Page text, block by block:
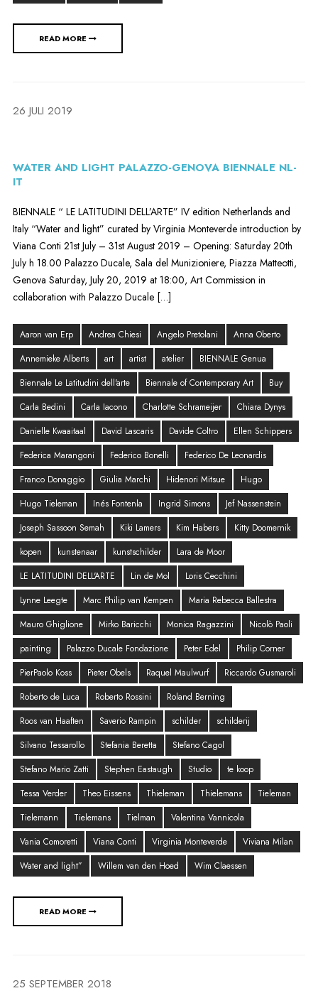
READ MORE
26 JULI 2019
WATER AND LIGHT PALAZZO-GENOVA BIENNALE NL-
IT
BIENNALE “ LE LATITUDINI DELL’ARTE” IV edition Netherlands and
Italy “Water and light” curated by Virginia Monteverde introduction by
Viana Conti 21st July – 31st August 2019 – Opening: Saturday 20th
July h 18.00 Palazzo Ducale, Sala del Munizioniere, Piazza Matteotti,
Genova Saturday, July 20, 2019 at 18:00, Art Commission in
collaboration with Palazzo Ducale […]
Aaron van Erp Andrea Chiesi Angelo Pretolani
Anna Oberto
Annemieke Alberts
art artist atelier
BIENNALE Genua
Biennale Le Latitudini dell'arte
Biennale of Contemporary Art
Buy
Carla Bedini
Carla Iacono Charlotte Schrameijer
Chiara Dynys
Danielle Kwaaitaal
David Lascaris Davide Coltro
Ellen Schippers
Federica Marangoni
Federico Bonelli
Federico De Leonardis
Franco Donaggio
Giulia Marchi Hidenori Mitsue
Hugo
Hugo Tieleman
Inés Fontenla Ingrid Simons
Jef Nassenstein
Joseph Sassoon Semah
Kiki Lamers Kim Habers
Kitty Doomernik
kopen
kunstenaar kunstschilder
Lara de Moor
LE LATITUDINI DELL'ARTE
Lin de Mol
Loris Cecchini
Lynne Leegte
Marc Philip van Kempen
Maria Rebecca Ballestra
Mauro Ghiglione
Mirko Baricchi Monica Ragazzini
Nicolò Paoli
painting
Palazzo Ducale Fondazione Peter Edel
Philip Corner
PierPaolo Koss
Pieter Obels Raquel Maulwurf
Riccardo Gusmaroli
Roberto de Luca
Roberto Rossini
Roland Berning
Roos van Haaften
Saverio Rampin schilder
schilderij
Silvano Tessarollo
Stefania Beretta
Stefano Cagol
Stefano Mario Zatti
Stephen Eastaugh Studio
te koop
Tessa Verder
Theo Eissens Thieleman Thielemans
Tieleman
Tielemann
Tielemans Tielman
Valentina Vannicola
Vania Comoretti
Viana Conti Virginia Monteverde
Viviana Milan
Water and light”
Willem van den Hoed Wim Claessen
READ MORE
25 SEPTEMBER 2018